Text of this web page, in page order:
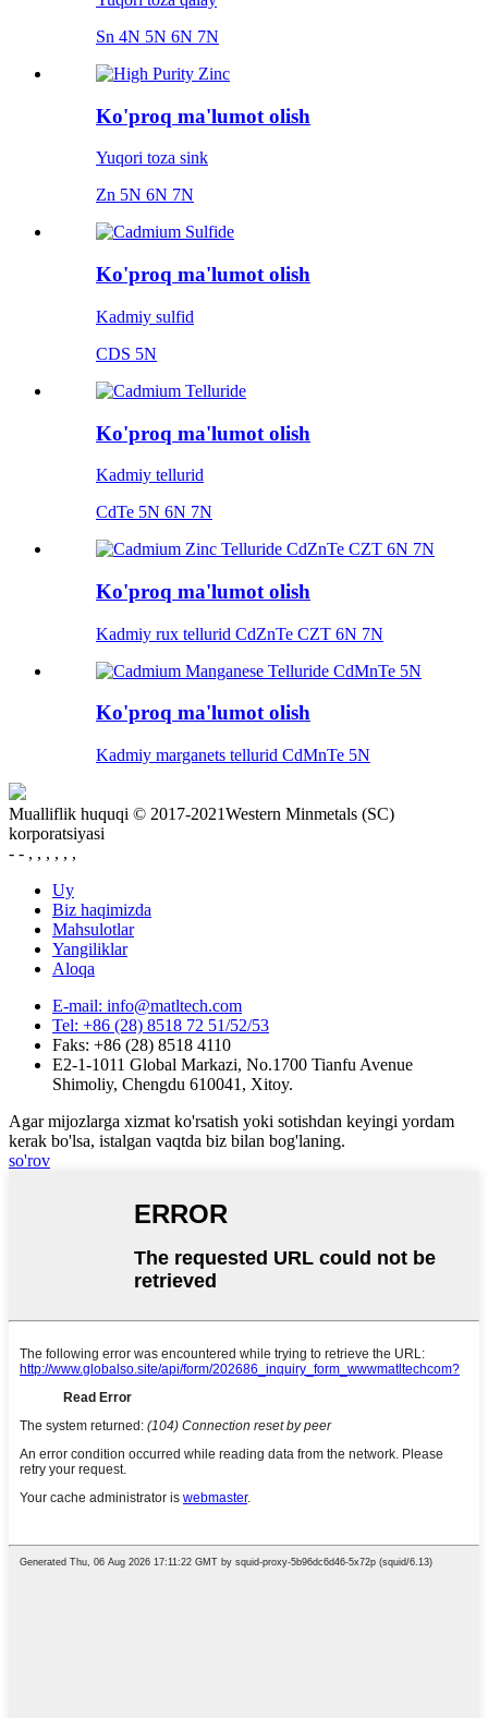
Sn 4N 5N 6N 7N
Ko'proq ma'lumot olish
Yuqori toza sink
Zn 5N 6N 7N
Ko'proq ma'lumot olish
Kadmiy sulfid
CDS 5N
Ko'proq ma'lumot olish
Kadmiy tellurid
CdTe 5N 6N 7N
Ko'proq ma'lumot olish
Kadmiy rux tellurid CdZnTe CZT 6N 7N
Ko'proq ma'lumot olish
Kadmiy marganets tellurid CdMnTe 5N
Mualliflik huquqi © 2017-2021Western Minmetals (SC)
korporatsiyasi
- - , , , , , ,
Uy
Biz haqimizda
Mahsulotlar
Yangiliklar
Aloqa
E-mail: info@matltech.com
Tel: +86 (28) 8518 72 51/52/53
Faks: +86 (28) 8518 4110
E2-1-1011 Global Markazi, No.1700 Tianfu Avenue
Shimoliy, Chengdu 610041, Xitoy.
Agar mijozlarga xizmat ko'rsatish yoki sotishdan keyingi yordam
kerak bo'lsa, istalgan vaqtda biz bilan bog'laning.
so'rov